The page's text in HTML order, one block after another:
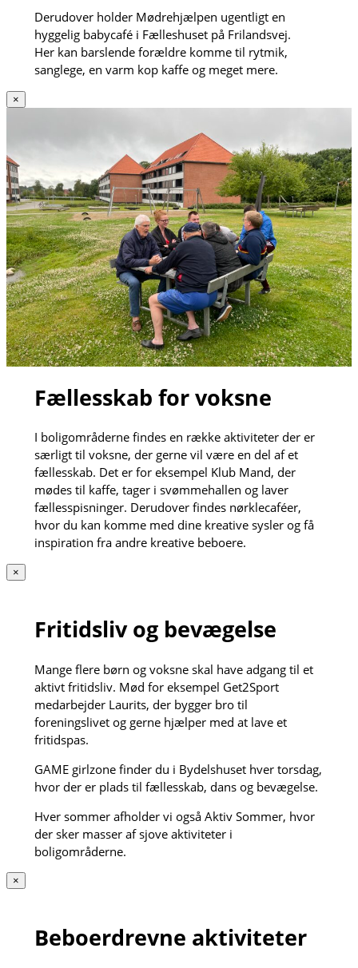
Derudover holder Mødrehjælpen ugentligt en
hyggelig babycafé i Fælleshuset på Frilandsvej.
Her kan barslende forældre komme til rytmik,
sanglege, en varm kop kaffe og meget mere.
×
Fællesskab for voksne
I boligområderne findes en række aktiviteter der er
særligt til voksne, der gerne vil være en del af et
fællesskab. Det er for eksempel Klub Mand, der
mødes til kaffe, tager i svømmehallen og laver
fællesspisninger. Derudover findes nørklecaféer,
hvor du kan komme med dine kreative sysler og få
inspiration fra andre kreative beboere.
×
Fritidsliv og bevægelse
Mange flere børn og voksne skal have adgang til et
aktivt fritidsliv. Mød for eksempel Get2Sport
medarbejder Laurits, der bygger bro til
foreningslivet og gerne hjælper med at lave et
fritidspas.
GAME girlzone finder du i Bydelshuset hver torsdag,
hvor der er plads til fællesskab, dans og bevægelse.
Hver sommer afholder vi også Aktiv Sommer, hvor
der sker masser af sjove aktiviteter i
boligområderne.
×
Beboerdrevne aktiviteter